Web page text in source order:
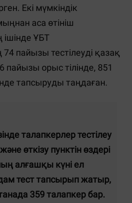
Екі мүмкіндік
аса өтініш
ҰБТ
пайызы тестілеуді қазақ
пайызы орыс тілінде, 851
тапсыруды таңдаған.
талапкерлер тестілеу
өткізу пунктін өздері
алғашқы күні ел
тест тапсырып жатыр,
359 талапкер бар.